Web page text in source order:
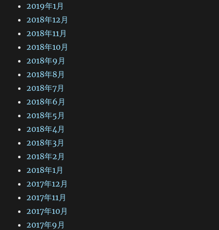
2019年1月
2018年12月
2018年11月
2018年10月
2018年9月
2018年8月
2018年7月
2018年6月
2018年5月
2018年4月
2018年3月
2018年2月
2018年1月
2017年12月
2017年11月
2017年10月
2017年9月